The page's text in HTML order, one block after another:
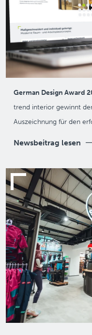
German Design Award
trend interior gewinnt
Auszeichnung für den
Newsbeitrag lesen